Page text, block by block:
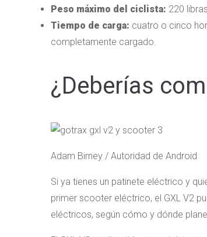
Peso máximo del ciclista: 220 libras
Tiempo de carga: cuatro o cinco
completamente cargado.
¿Deberías
Adam Birney / Autoridad de Android
Si ya tienes un patinete eléctrico y
primer scooter eléctrico, el GXL V2
eléctricos, según cómo y dónde